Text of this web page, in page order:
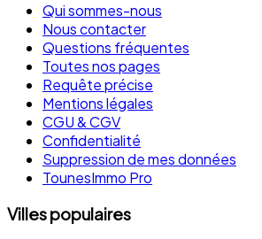
Qui sommes-nous
Nous contacter
Questions fréquentes
Toutes nos pages
Requête précise
Mentions légales
CGU & CGV
Confidentialité
Suppression de mes données
TounesImmo Pro
Villes populaires